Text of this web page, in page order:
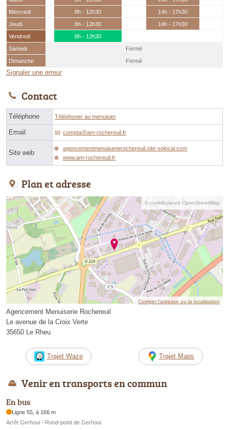
Mercredi
8h - 12h30
14h - 17h30
Jeudi
8h - 12h30
14h - 17h30
Vendredi
8h - 12h30
Samedi
Fermé
Dimanche
Fermé
Signaler une erreur
Contact
Téléphone Téléphoner au menuisier
Email comptaⓐam-rochereuil.fr
Site web
agencementmenuiserierochereuil.site-solocal.com
www.am-rochereuil.fr
Plan et adresse
© contributeurs OpenStreetMap
Corriger l’adresse ou la localisation
Agencement Menuiserie Rochereuil
Le avenue de la Croix Verte
35650 Le Rheu
Trajet Waze Trajet Maps
Venir en transports en commun
En bus
Ligne 55, à 166 m
Arrêt Gerhoui - Rond-point de Gerhoui